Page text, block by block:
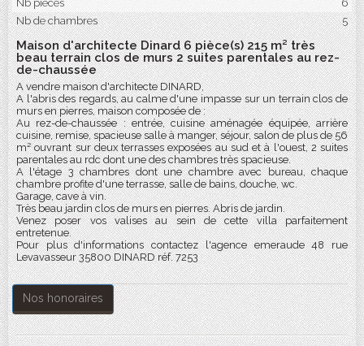
Nb pièces
6
Nb de chambres
5
Maison d'architecte Dinard 6 pièce(s) 215 m² très
beau terrain clos de murs 2 suites parentales au rez-
de-chaussée
A vendre maison d'architecte DINARD,
A l'abris des regards, au calme d'une impasse sur un terrain clos de
murs en pierres, maison composée de :
Au rez-de-chaussée : entrée, cuisine aménagée équipée, arrière
cuisine, remise, spacieuse salle à manger, séjour, salon de plus de 56
m² ouvrant sur deux terrasses exposées au sud et à l'ouest, 2 suites
parentales au rdc dont une des chambres très spacieuse.
A l'étage 3 chambres dont une chambre avec bureau, chaque
chambre profite d'une terrasse, salle de bains, douche, wc.
Garage, cave à vin.
Très beau jardin clos de murs en pierres. Abris de jardin.
Venez poser vos valises au sein de cette villa parfaitement
entretenue.
Pour plus d'informations contactez l'agence emeraude 48 rue
Levavasseur 35800 DINARD réf. 7253
Nos honoraires